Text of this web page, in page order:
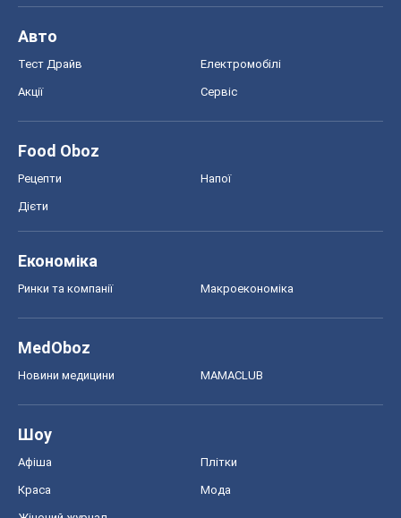
Авто
Тест Драйв Електромобілі
Акції Сервіс
Food Oboz
Рецепти Напої
Дієти
Економіка
Ринки та компанії Макроекономіка
MedOboz
Новини медицини MAMACLUB
Шоу
Афіша Плітки
Краса Мода